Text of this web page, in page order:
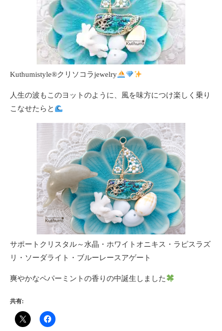
Kuthumistyle®️クリソコラjewelry
人生の波もこのヨットのように、風を味方につけ楽しく乗り
こなせたらと
サポートクリスタル～水晶・ホワイトオニキス・ラピスラズ
リ・ソーダライト・ブルーレースアゲート
爽やかなペパーミントの香りの中誕生しました
共有: